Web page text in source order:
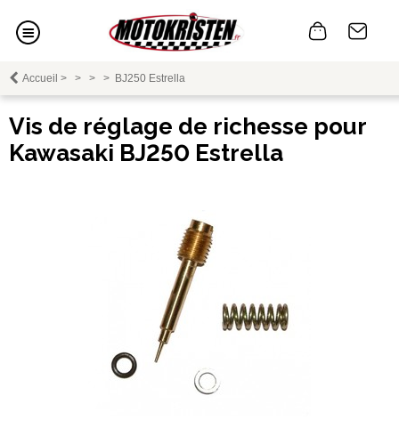
Accueil > > > > BJ250 Estrella
Vis de réglage de richesse pour
Kawasaki BJ250 Estrella